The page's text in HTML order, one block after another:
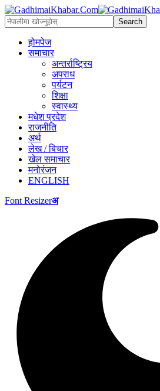
होमपेज
समाचार
अन्तर्राष्ट्रिय
अपराध
पर्यटन
शिक्षा
स्वास्थ्य
मधेश प्रदेश
राजनीति
अर्थ
लेख / बिचार
खेल समाचार
मनोरंजन
ENGLISH
Font Resizerअ